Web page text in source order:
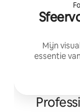
Mijn
essentie